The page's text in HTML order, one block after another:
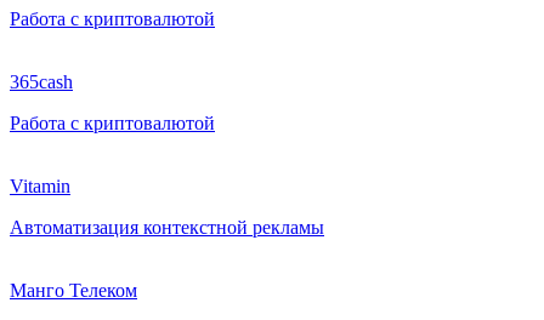
Работа с криптовалютой
365cash
Работа с криптовалютой
Vitamin
Автоматизация контекстной рекламы
Манго Телеком